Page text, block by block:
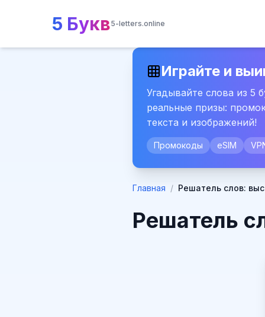
5 Букв5-letters.online
Играйте и
Угадывайте слова из 5
реальные призы:
текста и изображений!
Промокоды eSIM
Главная / Решатель слов:
Решатель